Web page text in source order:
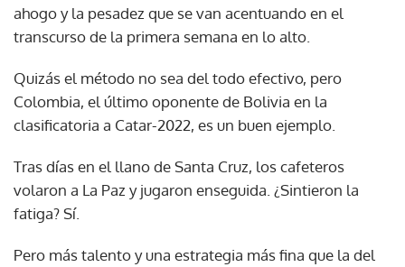
ahogo y la pesadez que se van acentuando en el
transcurso de la primera semana en lo alto.
Quizás el método no sea del todo efectivo, pero
Colombia, el último oponente de Bolivia en la
clasificatoria a Catar-2022, es un buen ejemplo.
Tras días en el llano de Santa Cruz, los cafeteros
volaron a La Paz y jugaron enseguida. ¿Sintieron la
fatiga? Sí.
Pero más talento y una estrategia más fina que la del